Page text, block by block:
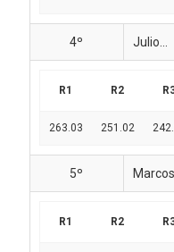
4º Julio...
R1 R2
263.03 251.02
5º
R1 R2